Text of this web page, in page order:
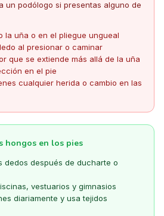
un podólogo si presentas alguno de
la uña o en el pliegue ungueal
al presionar o caminar
que se extiende más allá de la uña
en el pie
cualquier herida o cambio en las
hongos en los pies
dedos después de ducharte o
vestuarios y gimnasios
diariamente y usa tejidos